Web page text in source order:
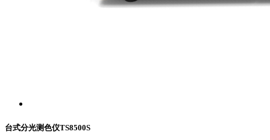
台式分光测色仪TS8500S